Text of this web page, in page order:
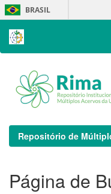
Skip
navigation
BRASIL
Repositório de
Página de